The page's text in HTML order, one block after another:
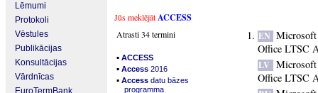
Lēmumi
Protokoli
Vēstules
Publikācijas
Konsultācijas
Vārdnīcas
EuroTermBank
Jūs meklējātACCESS
Atrasti 34 termini
▪ ACCESS
▪ Access 2016
▪ Access datu bāzes
programma
EN Microsoft
Office LTSC
LV Microsoft
Office LTSC